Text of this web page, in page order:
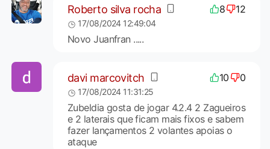
Roberto silva rocha 8 12
17/08/2024 12:49:04
Novo Juanfran .....
davi marcovitch 10 0
17/08/2024 11:31:25
Zubeldia gosta de jogar 4.2.4 2 Zagueiros
e 2 laterais que ficam mais fixos e sabem
fazer lançamentos 2 volantes apoias o
ataque